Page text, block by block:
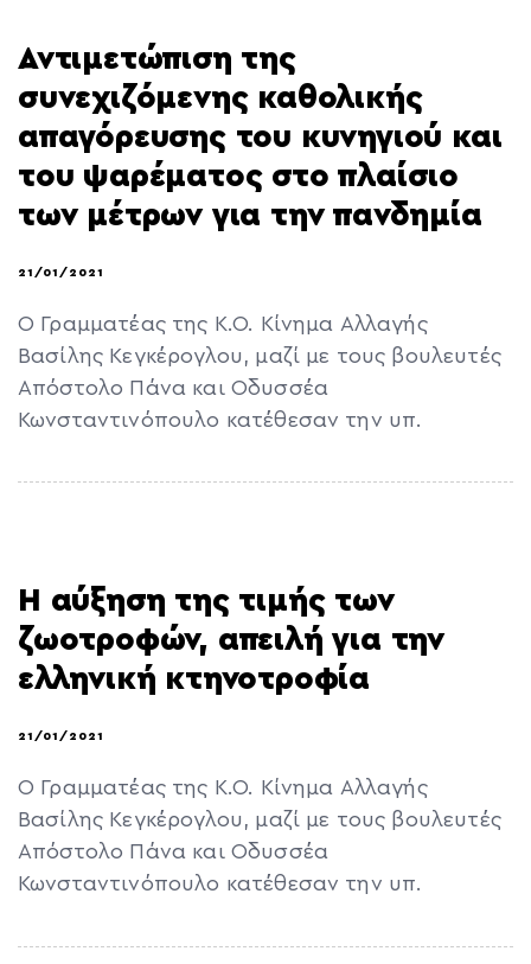
Αντιμετώπιση της
συνεχιζόμενης καθολικής
απαγόρευσης του κυνηγιού και
του ψαρέματος στο πλαίσιο
των μέτρων για την πανδημία
21/01/2021
Ο Γραμματέας της Κ.Ο. Κίνημα Αλλαγής
Βασίλης Κεγκέρογλου, μαζί με τους βουλευτές
Απόστολο Πάνα και Οδυσσέα
Κωνσταντινόπουλο κατέθεσαν την υπ.
H αύξηση της τιμής των
ζωοτροφών, απειλή για την
ελληνική κτηνοτροφία
21/01/2021
Ο Γραμματέας της Κ.Ο. Κίνημα Αλλαγής
Βασίλης Κεγκέρογλου, μαζί με τους βουλευτές
Απόστολο Πάνα και Οδυσσέα
Κωνσταντινόπουλο κατέθεσαν την υπ.